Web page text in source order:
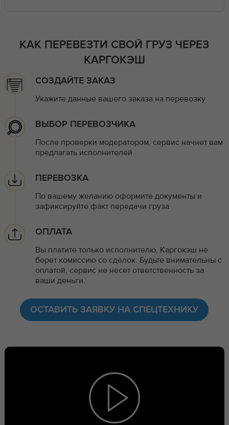
КАК ПЕРЕВЕЗТИ СВОЙ ГРУЗ ЧЕРЕЗ
КАРГОКЭШ
СОЗДАЙТЕ ЗАКАЗ
Укажите данные вашего заказа на перевозку
ВЫБОР ПЕРЕВОЗЧИКА
После проверки модератором, сервис начнет вам
предлагать исполнителей
ПЕРЕВОЗКА
По вашему желанию оформите документы и
зафиксируйте факт передачи груза
ОПЛАТА
Вы платите только исполнителю, Каргокэш не
берет комиссию со сделок. Будьте внимательны с
оплатой, сервис не несет ответственность за
ваши деньги.
ОСТАВИТЬ ЗАЯВКУ НА СПЕЦТЕХНИКУ